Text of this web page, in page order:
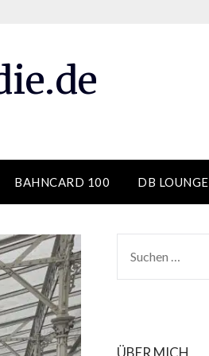
BAHNCARD 100 DB LOUNGE
NACH:
ÜBER MICH